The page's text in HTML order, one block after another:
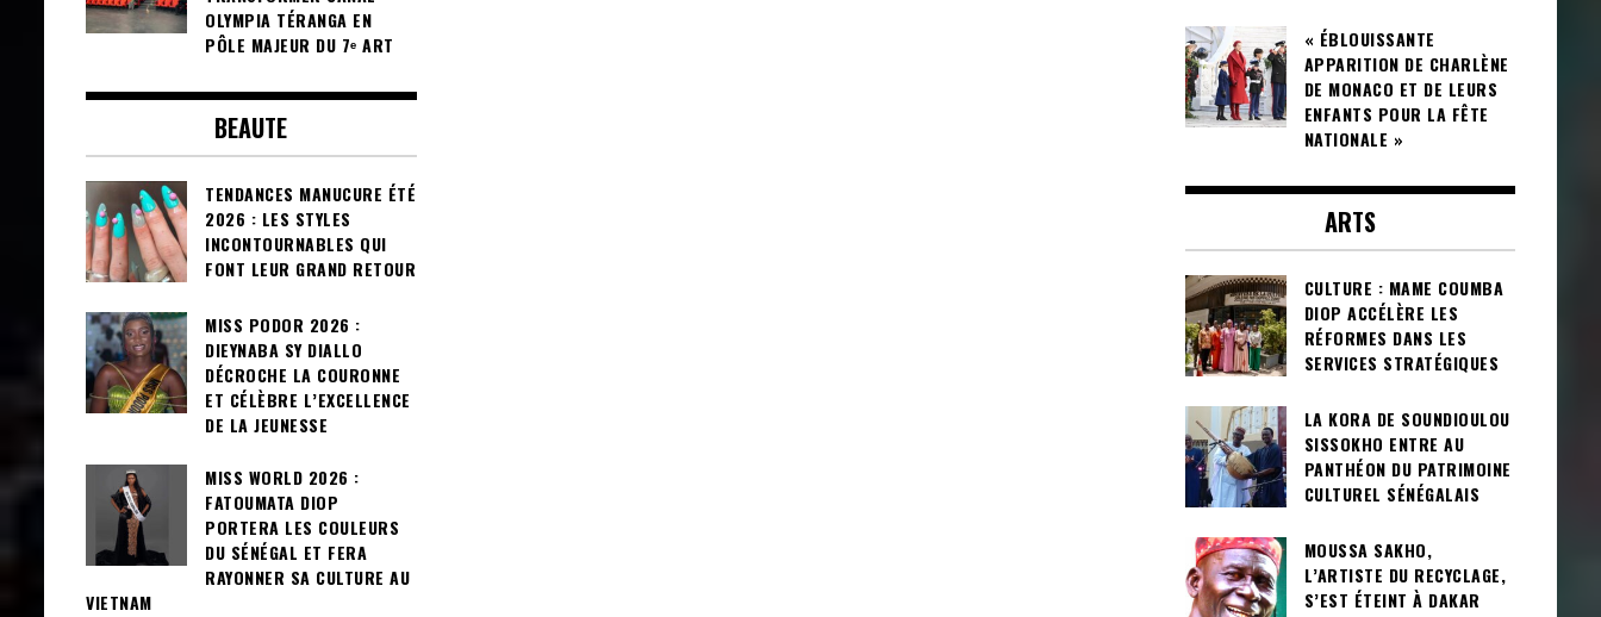
OLYMPIA TÉRANGA EN
PÔLE MAJEUR DU 7ᵉ ART
BEAUTE
TENDANCES MANUCURE ÉTÉ
2026 : LES STYLES
INCONTOURNABLES QUI
FONT LEUR GRAND RETOUR
MISS PODOR 2026 :
DIEYNABA SY DIALLO
DÉCROCHE LA COURONNE
ET CÉLÈBRE L’EXCELLENCE
DE LA JEUNESSE
MISS WORLD 2026 :
FATOUMATA DIOP
PORTERA LES COULEURS
DU SÉNÉGAL ET FERA
RAYONNER SA CULTURE AU
VIETNAM
« ÉBLOUISSANTE
APPARITION DE CHARLÈNE
DE MONACO ET DE LEURS
ENFANTS POUR LA FÊTE
NATIONALE »
ARTS
CULTURE : MAME COUMBA
DIOP ACCÉLÈRE LES
RÉFORMES DANS LES
SERVICES STRATÉGIQUES
LA KORA DE SOUNDIOULOU
SISSOKHO ENTRE AU
PANTHÉON DU PATRIMOINE
CULTUREL SÉNÉGALAIS
MOUSSA SAKHO,
L’ARTISTE DU RECYCLAGE,
S’EST ÉTEINT À DAKAR